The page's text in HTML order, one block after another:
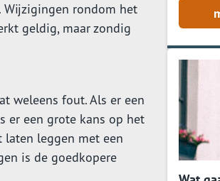
Wijzigingen rondom het
geldig, maar zondig
weleens fout. Als er een
er een grote kans op het
laten leggen met een
is de goedkopere